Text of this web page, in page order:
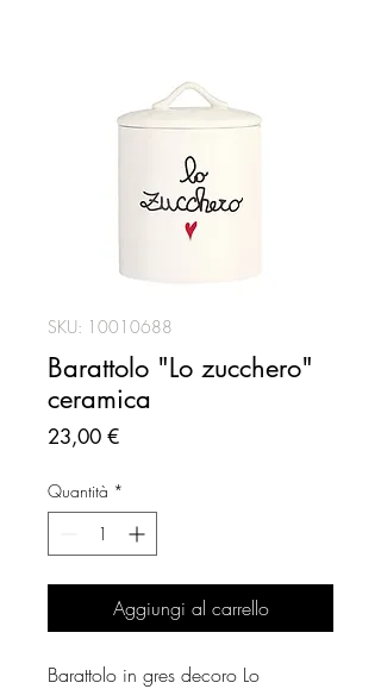
SKU: 10010688
Barattolo "Lo zucchero"
ceramica
23,00 €Prezzo
Quantità *
Aggiungi al carrello
Barattolo in gres decoro Lo